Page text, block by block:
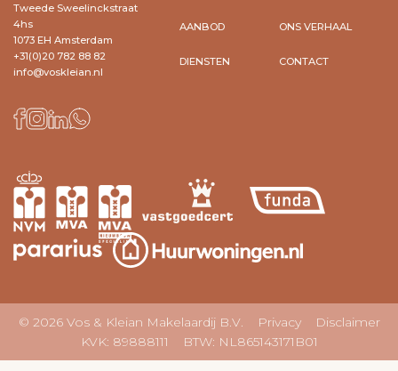
Tweede Sweelinckstraat
4hs
1073 EH Amsterdam
+31(0)20 782 88 82
info@voskleian.nl
AANBOD
DIENSTEN
ONS VERHAAL
CONTACT
© 2026 Vos & Kleian Makelaardij B.V. Privacy
Disclaimer
KVK: 89888111 BTW: NL865143171B01